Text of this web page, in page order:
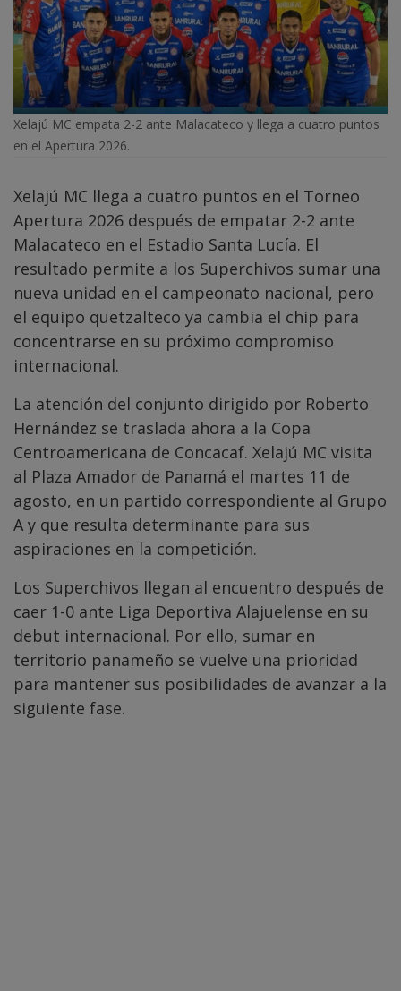
Xelajú MC empata 2-2 ante Malacateco y llega a cuatro puntos
en el Apertura 2026.
Xelajú MC llega a cuatro puntos en el Torneo
Apertura 2026 después de empatar 2-2 ante
Malacateco en el Estadio Santa Lucía. El
resultado permite a los Superchivos sumar una
nueva unidad en el campeonato nacional, pero
el equipo quetzalteco ya cambia el chip para
concentrarse en su próximo compromiso
internacional.
La atención del conjunto dirigido por Roberto
Hernández se traslada ahora a la Copa
Centroamericana de Concacaf. Xelajú MC visita
al Plaza Amador de Panamá el martes 11 de
agosto, en un partido correspondiente al Grupo
A y que resulta determinante para sus
aspiraciones en la competición.
Los Superchivos llegan al encuentro después de
caer 1-0 ante Liga Deportiva Alajuelense en su
debut internacional. Por ello, sumar en
territorio panameño se vuelve una prioridad
para mantener sus posibilidades de avanzar a la
siguiente fase.